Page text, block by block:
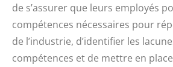
de s’assurer que leurs employés
compétences nécessaires pour
de l’industrie, d’identifier les
compétences et de mettre en